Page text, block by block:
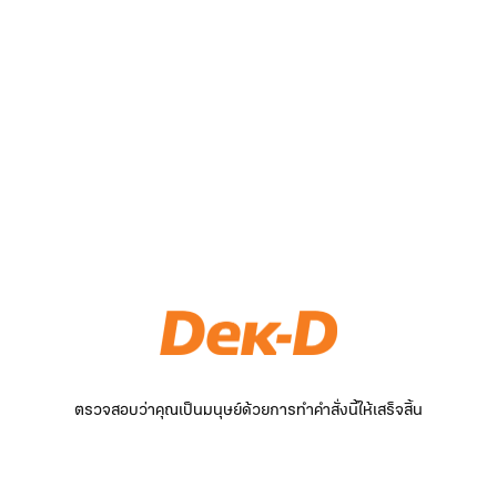
ตรวจสอบว่าคุณเป็นมนุษย์ด้วยการทำคำสั่งนี้ให้เสร็จสิ้น